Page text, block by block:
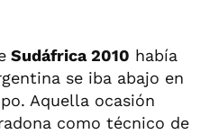
Sudáfrica 2010 había
se iba abajo en
Aquella ocasión
como técnico de